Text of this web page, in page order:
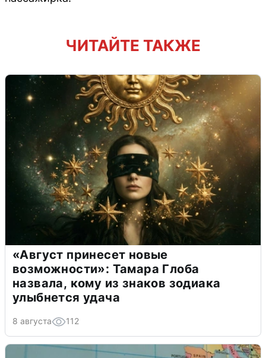
ЧИТАЙТЕ ТАКЖЕ
«Август принесет новые
возможности»: Тамара Глоба
назвала, кому из знаков зодиака
улыбнется удача
8 августа 112